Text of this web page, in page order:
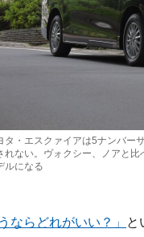
タ・エスクァイアは5ナンバー
れない。ヴォクシー、ノアと
ルになる
ならどれがいい？」
と